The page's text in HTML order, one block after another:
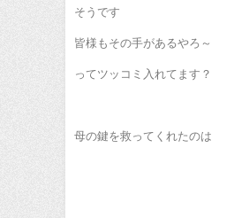
そうです
皆様もその手があるやろ～
ってツッコミ入れてます？
母の鍵を救ってくれたのは